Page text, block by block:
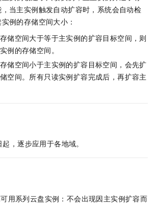
当主实例触发自动扩容时，系统会自动检
例的存储空间大小：
储空间大于等于主实例的扩容目标空间，则
例的存储空间。
储空间小于主实例的扩容目标空间，会先扩
空间。所有只读实例扩容完成后，再扩容主
起，逐步应用于各地域。
用系列云盘实例：不会出现因主实例扩容而